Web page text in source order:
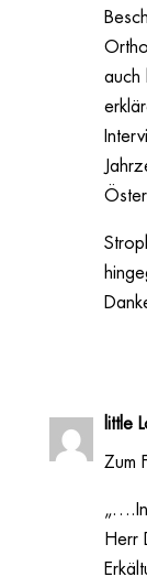
auch
little
Zum
Herr